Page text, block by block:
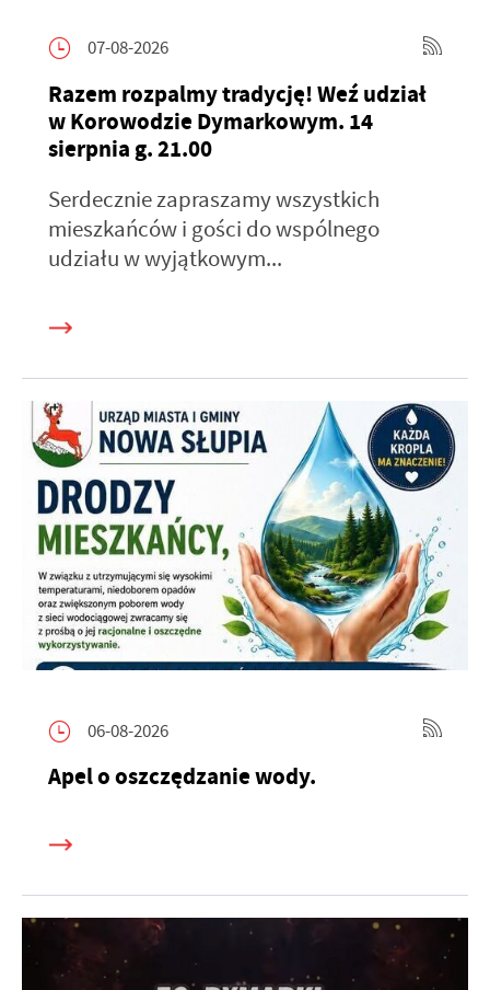
07-08-2026
Razem rozpalmy tradycję! Weź udział
w Korowodzie Dymarkowym. 14
sierpnia g. 21.00
Serdecznie zapraszamy wszystkich
mieszkańców i gości do wspólnego
udziału w wyjątkowym...
06-08-2026
Apel o oszczędzanie wody.